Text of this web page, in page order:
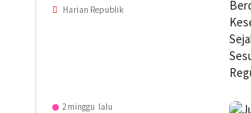
Harian Republik
2 minggu lalu